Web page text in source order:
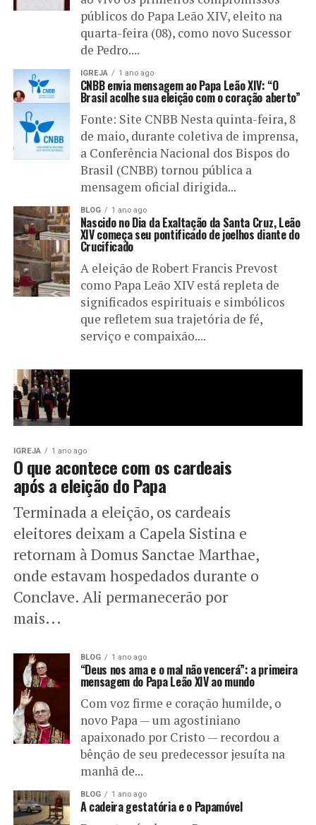
públicos do Papa Leão XIV, eleito na
quarta-feira (08), como novo Sucessor
de Pedro....
IGREJA 1 ano ago
CNBB envia mensagem ao Papa Leão XIV: “O
Brasil acolhe sua eleição com o coração aberto”
Fonte: Site CNBB Nesta quinta-feira, 8
de maio, durante coletiva de imprensa,
a Conferência Nacional dos Bispos do
Brasil (CNBB) tornou pública a
mensagem oficial dirigida...
BLOG 1 ano ago
Nascido no Dia da Exaltação da Santa Cruz, Leão
XIV começa seu pontificado de joelhos diante do
Crucificado
A eleição de Robert Francis Prevost
como Papa Leão XIV está repleta de
significados espirituais e simbólicos
que refletem sua trajetória de fé,
serviço e compaixão....
IGREJA 1 ano ago
O que acontece com os cardeais
após a eleição do Papa
Terminada a eleição, os cardeais
eleitores deixam a Capela Sistina e
retornam à Domus Sanctae Marthae,
onde estavam hospedados durante o
Conclave. Ali permanecerão por
mais...
BLOG 1 ano ago
“Deus nos ama e o mal não vencerá”: a primeira
mensagem do Papa Leão XIV ao mundo
Com voz firme e coração humilde, o
novo Papa — um agostiniano
apaixonado por Cristo — recordou a
bênção de seu predecessor jesuíta na
manhã de...
BLOG 1 ano ago
A cadeira gestatória e o Papamóvel